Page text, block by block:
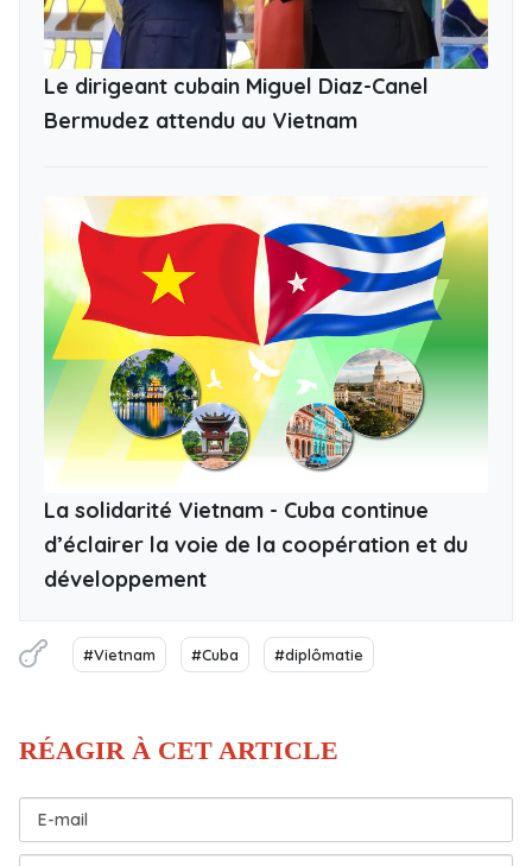
Le dirigeant cubain Miguel Diaz-Canel
Bermudez attendu au Vietnam
La solidarité Vietnam - Cuba continue
d’éclairer la voie de la coopération et du
développement
#Vietnam #Cuba #diplômatie